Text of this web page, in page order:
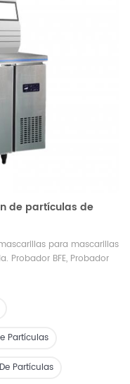
de partículas de
para mascarillas
Probador BFE, Probador
Partículas
Partículas